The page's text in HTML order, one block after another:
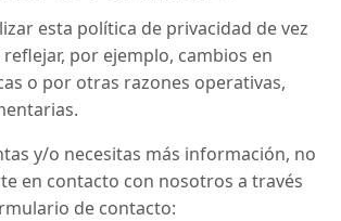
esta política de privacidad de vez
por ejemplo, cambios en
o por otras razones operativas,
y/o necesitas más información, no
en contacto con nosotros a través
de contacto: